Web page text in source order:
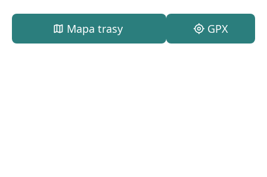
map Mapa trasy my_location GPX